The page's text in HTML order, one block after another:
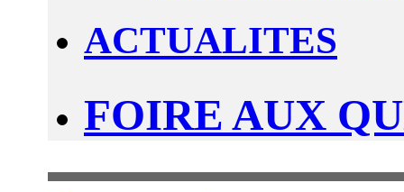
ACTUALITES
FOIRE AUX